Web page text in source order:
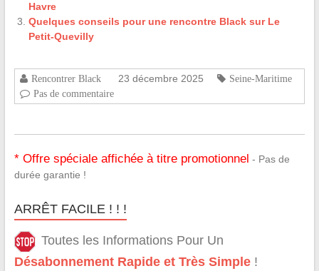
Havre
Quelques conseils pour une rencontre Black sur Le
Petit-Quevilly
Rencontrer Black 23 décembre 2025
Seine-Maritime
Pas de commentaire
* Offre spéciale affichée à titre promotionnel - Pas de
durée garantie !
ARRÊT FACILE ! ! !
Toutes les Informations Pour Un
Désabonnement Rapide et Très Simple!